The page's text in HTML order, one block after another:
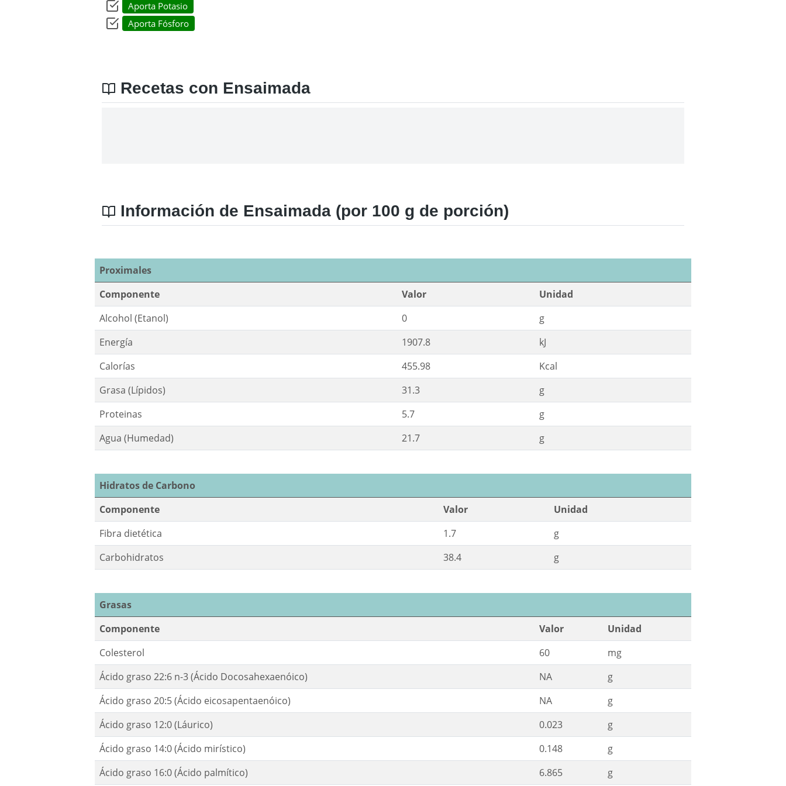
Aporta Potasio
Aporta Fósforo
Recetas con Ensaimada
Información de Ensaimada (por 100 g de porción)
Proximales
Componente
Valor
Unidad
Alcohol (Etanol)
0
g
Energía
1907.8
kJ
Calorías
455.98
Kcal
Grasa (Lípidos)
31.3
g
Proteinas
5.7
g
Agua (Humedad)
21.7 g
Hidratos de Carbono
Componente
Valor
Unidad
Fibra dietética
1.7
g
Carbohidratos
38.4 g
Grasas
Componente
Valor
Unidad
Colesterol
60
mg
Ácido graso 22:6 n-3 (Ácido Docosahexaenóico)
NA
g
Ácido graso 20:5 (Ácido eicosapentaenóico)
NA
g
Ácido graso 12:0 (Láurico)
0.023
g
Ácido graso 14:0 (Ácido mirístico)
0.148
g
Ácido graso 16:0 (Ácido palmítico)
6.865 g